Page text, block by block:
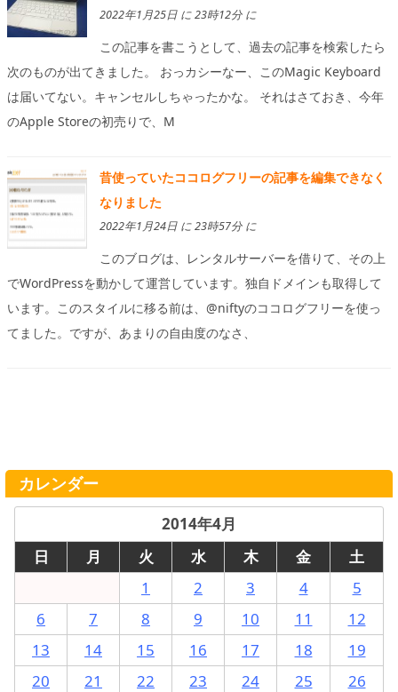
2022年1月25日 に 23時12分 に
この記事を書こうとして、過去の記事を検索したら
次のものが出てきました。 おっカシーなー、このMagic Keyboard
は届いてない。キャンセルしちゃったかな。 それはさておき、今年
のApple Storeの初売りで、M
昔使っていたココログフリーの記事を編集できなく
なりました
2022年1月24日 に 23時57分 に
このブログは、レンタルサーバーを借りて、その上
でWordPressを動かして運営しています。独自ドメインも取得して
います。このスタイルに移る前は、@niftyのココログフリーを使っ
てました。ですが、あまりの自由度のなさ、
カレンダー
2014年4月
日
月 火 水 木 金
土
1
2 3 4
5
6
7 8 9 10 11
12
13
14 15 16 17 18
19
20
21 22 23 24 25
26